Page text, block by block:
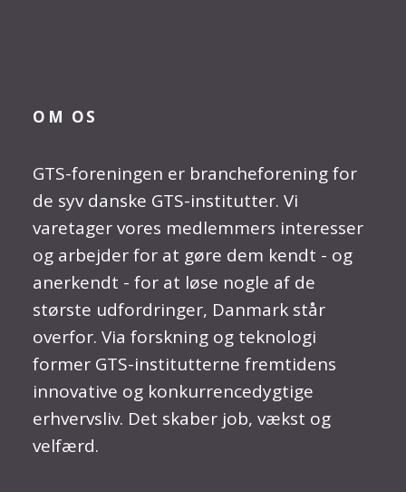
OM OS
GTS-foreningen er brancheforening for
de syv danske GTS-institutter. Vi
varetager vores medlemmers interesser
og arbejder for at gøre dem kendt - og
anerkendt - for at løse nogle af de
største udfordringer, Danmark står
overfor. Via forskning og teknologi
former GTS-institutterne fremtidens
innovative og konkurrencedygtige
erhvervsliv. Det skaber job, vækst og
velfærd.